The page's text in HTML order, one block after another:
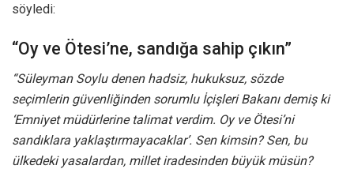
söyledi:
“Oy ve Ötesi’ne, sandığa sahip çıkın”
“Süleyman Soylu denen hadsiz, hukuksuz, sözde
seçimlerin güvenliğinden sorumlu İçişleri Bakanı demiş ki
‘Emniyet müdürlerine talimat verdim. Oy ve Ötesi’ni
sandıklara yaklaştırmayacaklar’. Sen kimsin? Sen, bu
ülkedeki yasalardan, millet iradesinden büyük müsün?